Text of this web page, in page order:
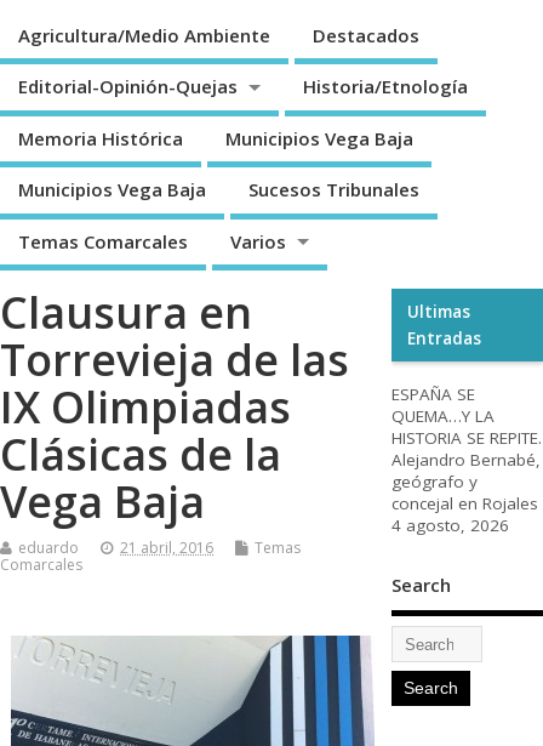
Agricultura/Medio Ambiente Destacados
Editorial-Opinión-Quejas Historia/Etnología
Memoria Histórica Municipios Vega Baja
Municipios Vega Baja Sucesos Tribunales
Temas Comarcales Varios
Clausura en
Torrevieja de las
IX Olimpiadas
Clásicas de la
Vega Baja
eduardo 21 abril, 2016
Temas
Comarcales
Ultimas
Entradas
ESPAÑA SE
QUEMA…Y LA
HISTORIA SE REPITE.
Alejandro Bernabé,
geógrafo y
concejal en Rojales
4 agosto, 2026
Search